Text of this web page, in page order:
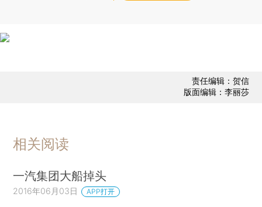
责任编辑：贺信
版面编辑：李丽莎
相关阅读
一汽集团大船掉头
2016年06月03日 APP打开